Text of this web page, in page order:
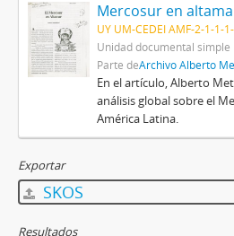
Mercosur en
UY UM-CEDEI AMF-2-1-1-
Unidad documental simple
Parte deArchivo Alberto
En el artículo, Alberto
análisis global sobre el
América Latina.
Exportar
SKOS
Resultados